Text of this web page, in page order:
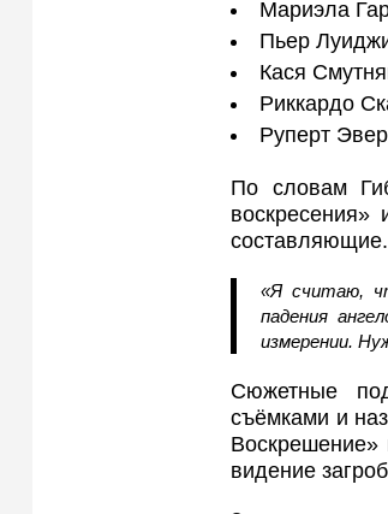
Мариэла
Пьер
Кася
Риккардо
Руперт
По словам
воскресения»
составляющие.
«Я считаю,
падения
измерении.
Сюжетные
съёмками и
Воскрешение»
видение